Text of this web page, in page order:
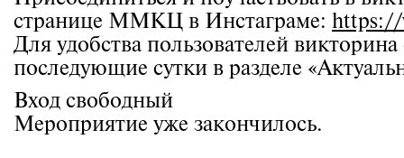
странице ММКЦ в Инстаграме: https://
Для удобства пользователей викторина
последующие сутки в разделе
Вход свободный
Мероприятие уже закончилось.